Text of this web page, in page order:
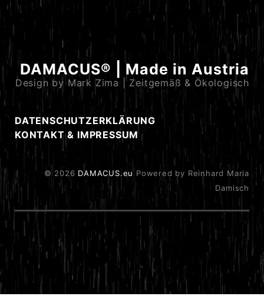
DAMACUS® | Made in Austria
Design by Mark Zima | Zeitgemäß & Ökologisch
DATENSCHUTZERKLÄRUNG
KONTAKT & IMPRESSUM
© 2026 DAMACUS.eu Powered by Reinhard Maria
Damisch